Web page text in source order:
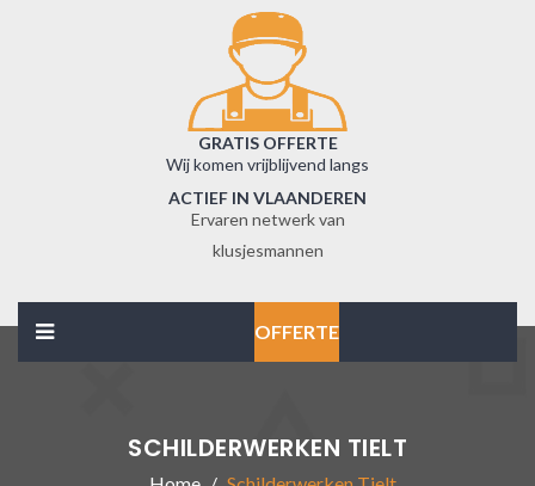
GRATIS OFFERTE
Wij komen vrijblijvend langs
ACTIEF IN VLAANDEREN
Ervaren netwerk van
klusjesmannen
OFFERTE
SCHILDERWERKEN TIELT